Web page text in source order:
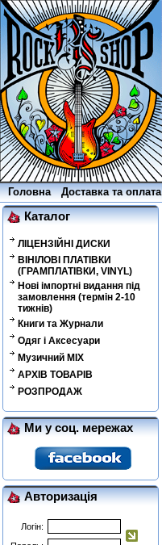
Головна Доставка та оплата
Каталог
ЛІЦЕНЗІЙНІ ДИСКИ
ВІНІЛОВІ ПЛАТІВКИ
(ГРАМПЛАТІВКИ, VINYL)
Нові імпортні видання під
замовлення (термін 2-10
тижнів)
Книги та Журнали
Одяг і Аксесуари
Музичний MIX
АРХІВ ТОВАРІВ
РОЗПРОДАЖ
Ми у соц. мережах
Авторизація
Логін: